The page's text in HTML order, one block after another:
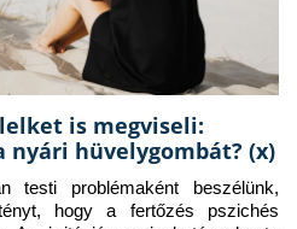
is megviseli:
nyári hüvelygombát? (x)
testi problémaként beszélünk,
hogy a fertőzés pszichés